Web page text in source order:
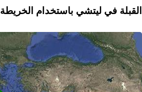
القبلة في ليتشي باستخدام الخريطة